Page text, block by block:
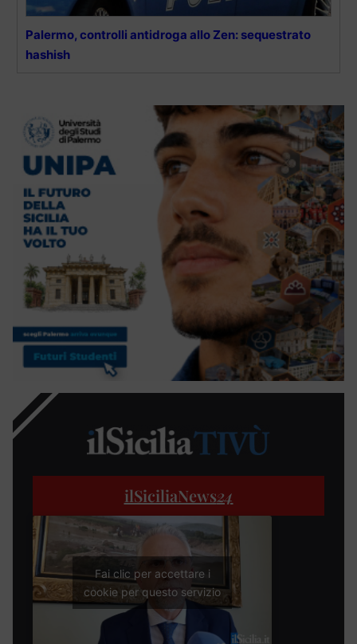
Palermo, controlli antidroga allo Zen: sequestrato
hashish
ilSiciliaNews24
Fai clic per accettare i
cookie per questo servizio